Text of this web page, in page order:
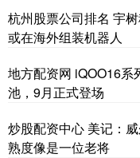
杭州股票公司排名 宇
或在海外组装机器人
地方配资网 iQOO16
池，9月正式登场
炒股配资中心 美记：
熟度像是一位老将